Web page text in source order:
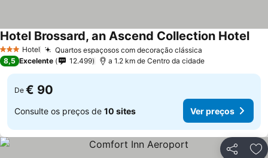
3 EstrelasHotel Quartos espaçosos com decoração clássica
Hotel Brossard, an Ascend Collection Hotel
8,5 Excelente 12.499 a 1.2 km de Centro da cidade
De € 90
Consulte os preços de 10 sites Ver preços
Partilhar